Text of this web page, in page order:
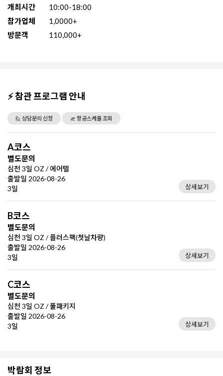
개최시간
10:00-18:00
참가업체
1,0000+
방문객
110,000+
⚡ 참관 프로그램 안내
🙋 상담문의 신청 🛫 항공스케쥴 조회
A코스
별도문의
심천 3일 OZ / 에어텔
출발일 2026-08-26
3일
상세보기
B코스
별도문의
심천 3일 OZ / 플러스팩(첫날차량)
출발일 2026-08-26
3일
상세보기
C코스
별도문의
심천 3일 OZ / 풀패키지
출발일 2026-08-26
3일
상세보기
박람회 정보